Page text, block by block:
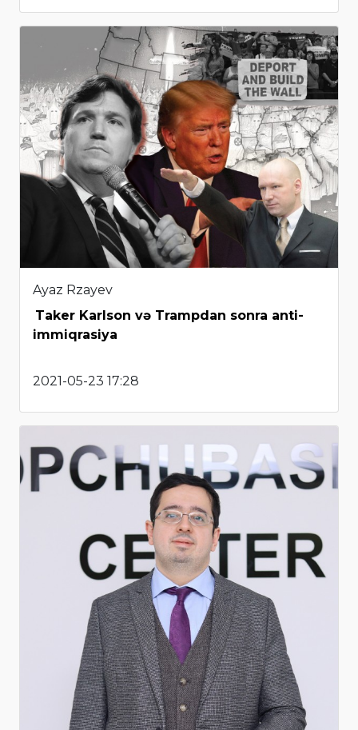
Ayaz Rzayev
Taker Karlson və Trampdan sonra anti-
immiqrasiya
2021-05-23 17:28